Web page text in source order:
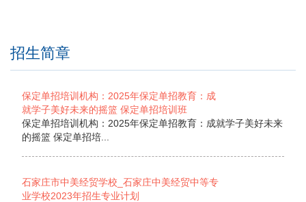
招生简章
保定单招培训机构：2025年保定单招教育：成
就学子美好未来的摇篮 保定单招培训班
保定单招培训机构：2025年保定单招教育：成就学子美好未来
的摇篮 保定单招培...
石家庄市中美经贸学校_石家庄中美经贸中等专
业学校2023年招生专业计划